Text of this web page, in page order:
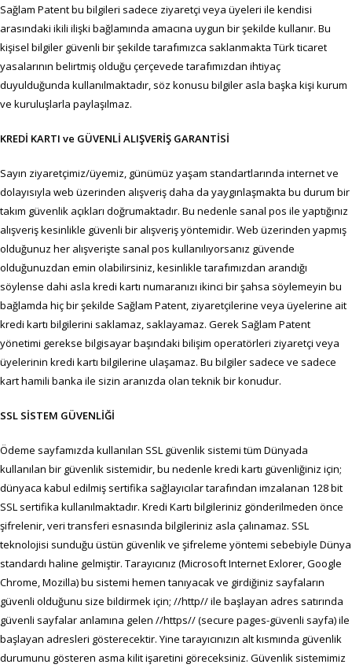
Sağlam Patent bu bilgileri sadece ziyaretçi veya üyeleri ile kendisi
arasındaki ikili ilişki bağlamında amacına uygun bir şekilde kullanır. Bu
kişisel bilgiler güvenli bir şekilde tarafımızca saklanmakta Türk ticaret
yasalarının belirtmiş olduğu çerçevede tarafımızdan ihtiyaç
duyulduğunda kullanılmaktadır, söz konusu bilgiler asla başka kişi kurum
ve kuruluşlarla paylaşılmaz.
KREDİ KARTI ve GÜVENLİ ALIŞVERİŞ GARANTİSİ
Sayın ziyaretçimiz/üyemiz, günümüz yaşam standartlarında internet ve
dolayısıyla web üzerinden alışveriş daha da yaygınlaşmakta bu durum bir
takım güvenlik açıkları doğrumaktadır. Bu nedenle sanal pos ile yaptığınız
alışveriş kesinlikle güvenli bir alışveriş yöntemidir. Web üzerinden yapmış
olduğunuz her alışverişte sanal pos kullanılıyorsanız güvende
olduğunuzdan emin olabilirsiniz, kesinlikle tarafımızdan arandığı
söylense dahi asla kredi kartı numaranızı ikinci bir şahsa söylemeyin bu
bağlamda hiç bir şekilde Sağlam Patent, ziyaretçilerine veya üyelerine ait
kredi kartı bilgilerini saklamaz, saklayamaz. Gerek Sağlam Patent
yönetimi gerekse bilgisayar başındaki bilişim operatörleri ziyaretçi veya
üyelerinin kredi kartı bilgilerine ulaşamaz. Bu bilgiler sadece ve sadece
kart hamili banka ile sizin aranızda olan teknik bir konudur.
SSL SİSTEM GÜVENLİĞİ
Ödeme sayfamızda kullanılan SSL güvenlik sistemi tüm Dünyada
kullanılan bir güvenlik sistemidir, bu nedenle kredi kartı güvenliğiniz için;
dünyaca kabul edilmiş sertifika sağlayıcılar tarafından imzalanan 128 bit
SSL sertifika kullanılmaktadır. Kredi Kartı bilgileriniz gönderilmeden önce
şifrelenir, veri transferi esnasında bilgileriniz asla çalınamaz. SSL
teknolojisi sunduğu üstün güvenlik ve şifreleme yöntemi sebebiyle Dünya
standardı haline gelmiştir. Tarayıcınız (Microsoft Internet Exlorer, Google
Chrome, Mozilla) bu sistemi hemen tanıyacak ve girdiğiniz sayfaların
güvenli olduğunu size bildirmek için; //http// ile başlayan adres satırında
güvenli sayfalar anlamına gelen //https// (secure pages-güvenli sayfa) ile
başlayan adresleri gösterecektir. Yine tarayıcınızın alt kısmında güvenlik
durumunu gösteren asma kilit işaretini göreceksiniz. Güvenlik sistemimiz